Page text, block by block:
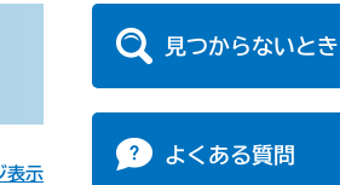
表示
見つからないと
よくある質問